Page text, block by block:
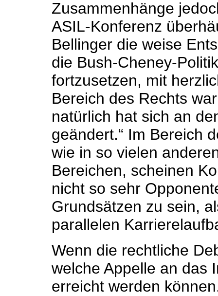
Zusammenhänge
ASIL-Konferenz
Bellinger die weise
die Bush-Cheney-
fortzusetzen, mit
Bereich des Rechts
natürlich hat sich an
geändert.“ Im Bereich
wie in so vielen
Bereichen, scheinen
nicht so sehr
Grundsätzen zu sein,
parallelen
Wenn die rechtliche
welche Appelle an das
erreicht werden